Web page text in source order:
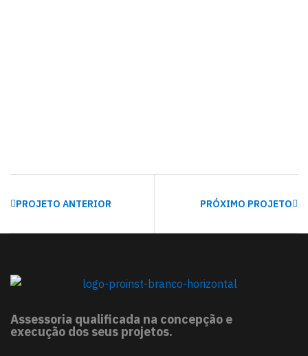
PROJETO ANTERIOR PRÓXIMO PROJETO
Assessoria qualificada na concepção e
execução dos seus projetos.